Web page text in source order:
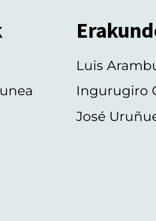
Luis
Ingurugiro
José